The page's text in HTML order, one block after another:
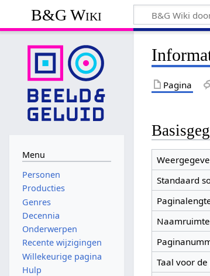
B&G Wiki
Pagina
Standaard
Taal voor
Menu
Personen
Producties
Genres
Decennia
Onderwerpen
Recente wijzigingen
Willekeurige pagina
Hulp